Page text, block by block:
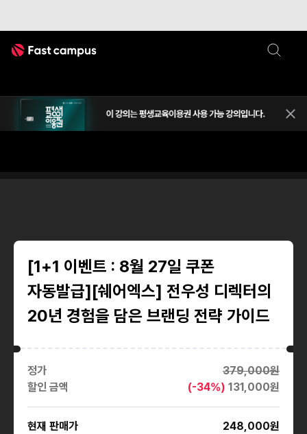
Fast Campus
상단
[1+1 이벤트 : 8월 27일 쿠폰
자동발급][쉐어엑스] 전우성 디렉터의
20년 경험을 담은 브랜딩 전략 가이드
정가 379,000원
할인 금액
(-34%) 131,000원
현재 판매가 248,000원